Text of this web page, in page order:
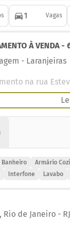
1 Vagas
À VENDA -
- Laranjeiras
na rua
área e quarto e
com
ao ar
bairro.
Armário
Interfone Lavabo
Rio de Janeiro- RJ